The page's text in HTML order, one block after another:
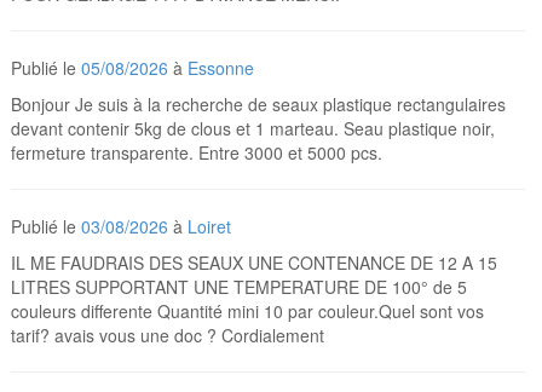
Publié le05/08/2026 à Essonne
Bonjour Je suis à la recherche de seaux plastique rectangulaires
devant contenir 5kg de clous et 1 marteau. Seau plastique noir,
fermeture transparente. Entre 3000 et 5000 pcs.
Publié le03/08/2026 à Loiret
IL ME FAUDRAIS DES SEAUX UNE CONTENANCE DE 12 A 15
LITRES SUPPORTANT UNE TEMPERATURE DE 100° de 5
couleurs differente Quantité mini 10 par couleur.Quel sont vos
tarif? avais vous une doc ? Cordialement